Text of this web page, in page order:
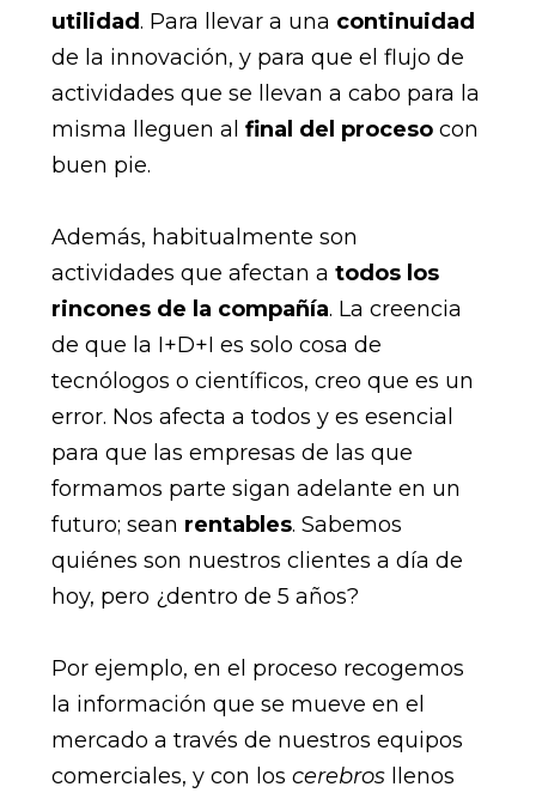
utilidad. Para llevar a una continuidad
de la innovación, y para que el flujo de
actividades que se llevan a cabo para la
misma lleguen al final del procesocon
buen pie.
Además, habitualmente son
actividades que afectan a todos los
rincones de la compañía. La creencia
de que la I+D+I es solo cosa de
tecnólogos o científicos, creo que es un
error. Nos afecta a todos y es esencial
para que las empresas de las que
formamos parte sigan adelante en un
futuro; sean rentables. Sabemos
quiénes son nuestros clientes a día de
hoy, pero ¿dentro de 5 años?
Por ejemplo, en el proceso recogemos
la información que se mueve en el
mercado a través de nuestros equipos
comerciales, y con los cerebrosllenos